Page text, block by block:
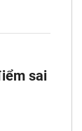
sai